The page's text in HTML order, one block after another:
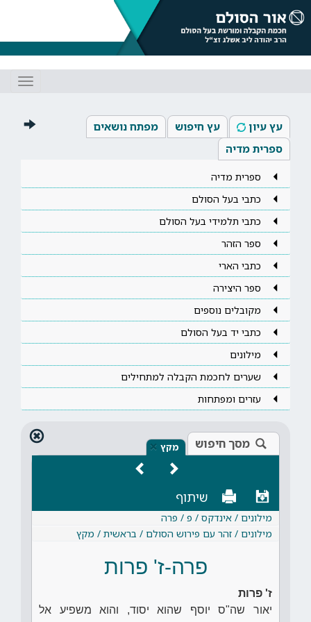
עץ עיון עץ חיפוש
מפתח נושאים
ספרית מדיה
ספרית מדיה
כתבי בעל הסולם
כתבי תלמידי בעל הסולם
ספר הזהר
כתבי הארי
ספר היצירה
מקובלים נוספים
כתבי יד בעל הסולם
מילונים
שערים לחכמת הקבלה למתחילים
עזרים ומפתחות
מסך חיפוש מקץ ×
שיתוף
מילונים / אינדקס / פ / פרה
מילונים / זהר עם פירוש הסולם / בראשית / מקץ
פרה-ז' פרות
ז' פרות
יאור שה"ס יוסף שהוא יסוד, והוא משפיע אל